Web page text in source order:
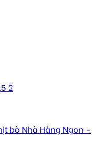
bò Nhà Hàng Ngon -